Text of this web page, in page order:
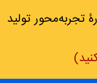
8 هفته – دورۀ تجربه‌محور تولید